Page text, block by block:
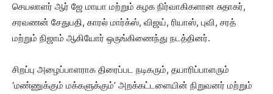
செயலாளர் ஆர் ஜே மாயா மற்றும் கழக நிர்வாகிகளான சுதாகர்,
சரவணன் சேதுபதி, காரல் மார்க்ஸ், விஜய், ரியாஸ், புவி, சரத்
மற்றும் நிஜாம் ஆகியோர் ஒருங்கிணைந்து நடத்தினர்.
சிறப்பு அழைப்பாளராக திரைப்பட நடிகரும், தயாரிப்பாளரும்
‘மண்ணுக்கும் மக்களுக்கும்’ அறக்கட்டளையின் நிறுவனர் மற்றும்